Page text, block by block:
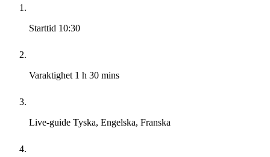
Starttid 10:30
Varaktighet 1 h 30 mins
Live-guide Tyska, Engelska, Franska